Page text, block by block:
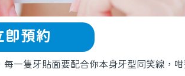
即預約
一隻牙貼面要配合你本身牙型同笑線，咁